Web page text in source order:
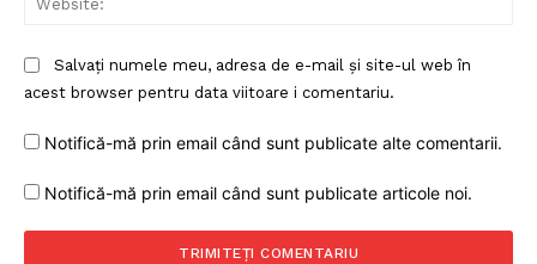
Salvați numele meu, adresa de e-mail și site-ul web în
acest browser pentru data viitoare i comentariu.
Notifică-mă prin email când sunt publicate alte comentarii.
Notifică-mă prin email când sunt publicate articole noi.